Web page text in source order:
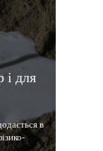
і для
в